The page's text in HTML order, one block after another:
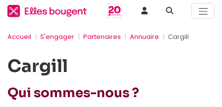
Accueil S'engager Partenaires Annuaire Cargill
Cargill
Qui sommes-nous ?